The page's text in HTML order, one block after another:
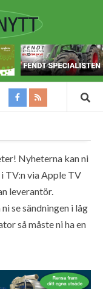
Nyheterna kan ni
TV:n via Apple TV
leverantör.
se sändningen i låg
så måste ni ha en